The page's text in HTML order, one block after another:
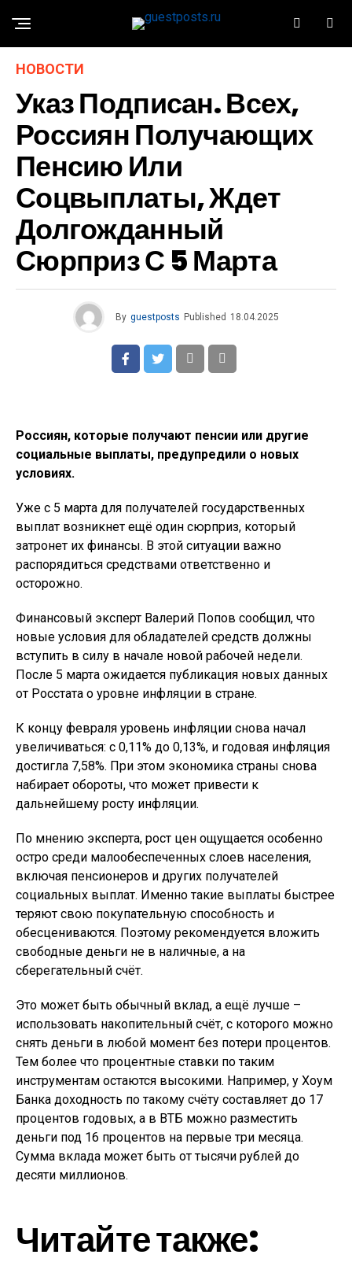
НОВОСТИ
Указ Подписан. Всех,
Россиян Получающих
Пенсию Или
Соцвыплаты, Ждет
Долгожданный
Сюрприз С 5 Марта
By guestposts Published 18.04.2025
Россиян, которые получают пенсии или другие
социальные выплаты, предупредили о новых
условиях.
Уже с 5 марта для получателей государственных
выплат возникнет ещё один сюрприз, который
затронет их финансы. В этой ситуации важно
распорядиться средствами ответственно и
осторожно.
Финансовый эксперт Валерий Попов сообщил, что
новые условия для обладателей средств должны
вступить в силу в начале новой рабочей недели.
После 5 марта ожидается публикация новых данных
от Росстата о уровне инфляции в стране.
К концу февраля уровень инфляции снова начал
увеличиваться: с 0,11% до 0,13%, и годовая инфляция
достигла 7,58%. При этом экономика страны снова
набирает обороты, что может привести к
дальнейшему росту инфляции.
По мнению эксперта, рост цен ощущается особенно
остро среди малообеспеченных слоев населения,
включая пенсионеров и других получателей
социальных выплат. Именно такие выплаты быстрее
теряют свою покупательную способность и
обесцениваются. Поэтому рекомендуется вложить
свободные деньги не в наличные, а на
сберегательный счёт.
Это может быть обычный вклад, а ещё лучше –
использовать накопительный счёт, с которого можно
снять деньги в любой момент без потери процентов.
Тем более что процентные ставки по таким
инструментам остаются высокими. Например, у Хоум
Банка доходность по такому счёту составляет до 17
процентов годовых, а в ВТБ можно разместить
деньги под 16 процентов на первые три месяца.
Сумма вклада может быть от тысячи рублей до
десяти миллионов.
Читайте также: